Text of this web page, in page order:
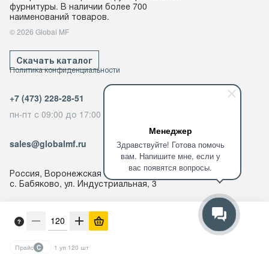
Менеджер
Здравствуйте! Готова помочь
вам. Напишите мне, если у
вас появятся вопросы.
Прайс C 1 уп 120 шт
фурнитуры. В наличии более 700
наименований товаров.
© 2026 Global MF
Скачать каталог
Политика конфиденциальности
+7 (473) 228-28-51
пн-пт с 09:00 до 17:00
sales@globalmf.ru
Россия, Воронежская область,
с. Бабяково, ул. Индустриальная, 3